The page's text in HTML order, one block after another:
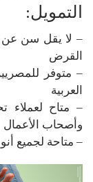
التمويل:
القرض
– متوفر
العربية
وأصحاب الأعمال
– متاحة لجميع